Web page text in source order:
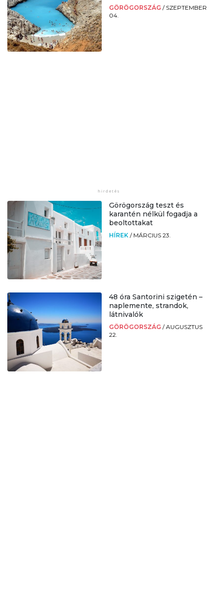
GÖRÖGORSZÁG / SZEPTEMBER
04.
Görögország teszt és
karantén nélkül fogadja a
beoltottakat
HÍREK / MÁRCIUS 23.
48 óra Santorini szigetén –
naplemente, strandok,
látnivalók
GÖRÖGORSZÁG /AUGUSZTUS
22.